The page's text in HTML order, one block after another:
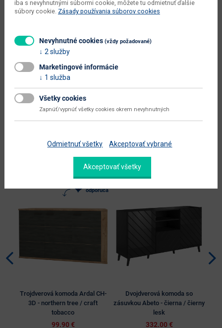
hlavný materiál aglomerovaný materiál
materiál
MDF
druh aglomerovaného materiálu
Dokumenty na stiahnutie:
Alternatívne produkty
odporúča
Trojdverová komoda Ardal CH-
3D - northern tree / craft
tobacco
99.90 €
Dvojdverová komoda so
zásuvkou Abeto - čierna / čierny
lesk
332.00 €
iba s nevyhnutnými súbormi cookie, môžete tu odmietnuť ďalšie
súbory cookie. Zásady používania súborov cookies
Nevyhnutné cookies (vždy požadované)
2 služby
Marketingové informácie
1 služba
Všetky cookies
Zapnúť/vypnúť všetky cookies okrem nevyhnutných
Odmietnuť všetky Akceptovať vybrané
Akceptovať všetky